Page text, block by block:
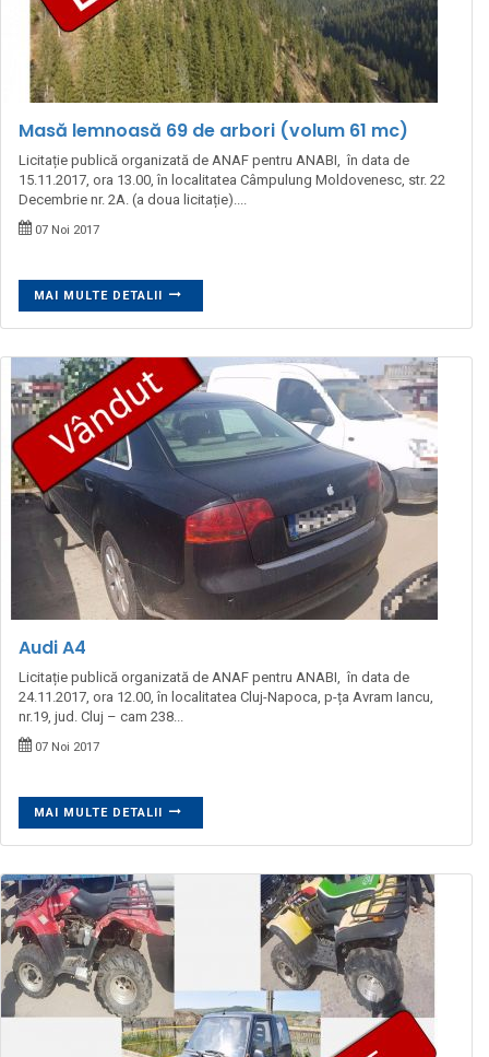
Masă lemnoasă 69 de arbori (volum 61 mc)
Licitație publică organizată de ANAF pentru ANABI, în data de
15.11.2017, ora 13.00, în localitatea Câmpulung Moldovenesc, str. 22
Decembrie nr. 2A. (a doua licitație)....
07 Noi 2017
MAI MULTE DETALII
Audi A4
Licitație publică organizată de ANAF pentru ANABI, în data de
24.11.2017, ora 12.00, în localitatea Cluj-Napoca, p-ța Avram Iancu,
nr.19, jud. Cluj – cam 238...
07 Noi 2017
MAI MULTE DETALII